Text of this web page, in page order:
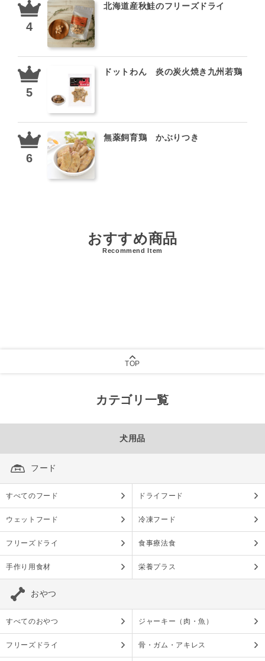
北海道産秋鮭のフリーズドライ
ドットわん 炎の炭火焼き九州若鶏
無薬飼育鶏 かぶりつき
おすすめ商品
Recommend Item
TOP
カテゴリ一覧
犬用品
フード
すべてのフード ドライフード
ウェットフード 冷凍フード
フリーズドライ 食事療法食
手作り用食材 栄養プラス
おやつ
すべてのおやつ ジャーキー（肉・魚）
フリーズドライ 骨・ガム・アキレス